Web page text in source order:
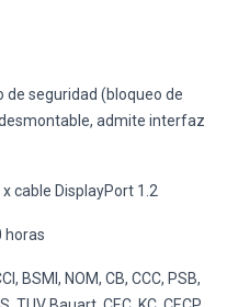
de seguridad (bloqueo de
admite interfaz
x cable DisplayPort 1.2
horas
BSMI, NOM, CB, CCC, PSB,